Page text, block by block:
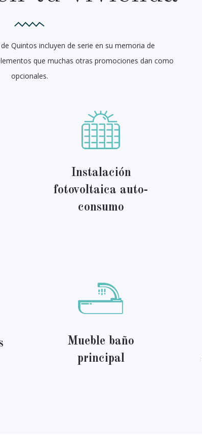
Quintos incluyen de serie en su memoria de
que muchas otras promociones dan como
opcionales.
Instalación
fotovoltaica auto-
consumo
Mueble baño
principal